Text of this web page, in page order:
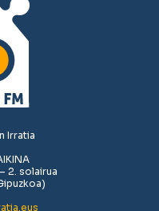
Irratia
2. solairua